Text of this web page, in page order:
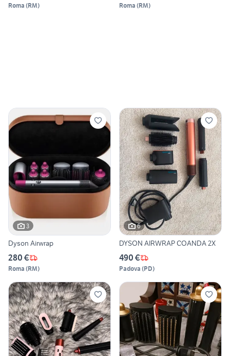
Roma (RM) Roma (RM)
3
Dyson Airwrap
280 €
Roma (RM)
6
DYSON AIRWRAP COANDA 2X
490 €
Padova (PD)